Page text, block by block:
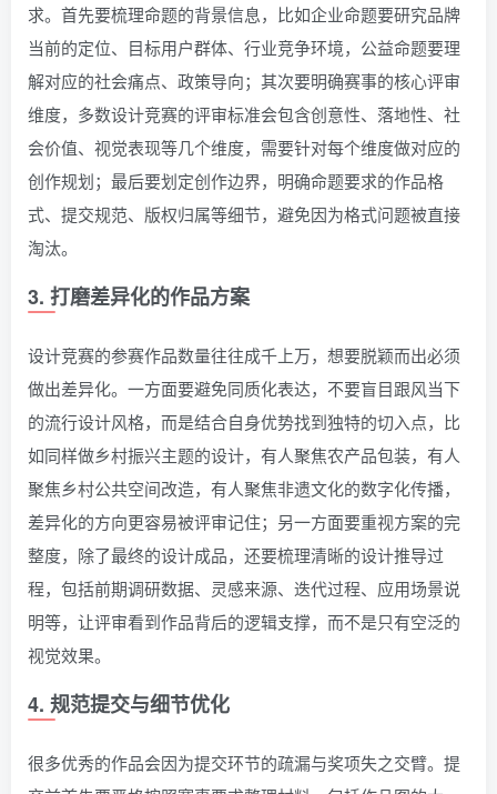
求。首先要梳理命题的背景信息，比如企业命题要研究品牌
当前的定位、目标用户群体、行业竞争环境，公益命题要理
解对应的社会痛点、政策导向；其次要明确赛事的核心评审
维度，多数设计竞赛的评审标准会包含创意性、落地性、社
会价值、视觉表现等几个维度，需要针对每个维度做对应的
创作规划；最后要划定创作边界，明确命题要求的作品格
式、提交规范、版权归属等细节，避免因为格式问题被直接
淘汰。
3. 打磨差异化的作品方案
设计竞赛的参赛作品数量往往成千上万，想要脱颖而出必须
做出差异化。一方面要避免同质化表达，不要盲目跟风当下
的流行设计风格，而是结合自身优势找到独特的切入点，比
如同样做乡村振兴主题的设计，有人聚焦农产品包装，有人
聚焦乡村公共空间改造，有人聚焦非遗文化的数字化传播，
差异化的方向更容易被评审记住；另一方面要重视方案的完
整度，除了最终的设计成品，还要梳理清晰的设计推导过
程，包括前期调研数据、灵感来源、迭代过程、应用场景说
明等，让评审看到作品背后的逻辑支撑，而不是只有空泛的
视觉效果。
4. 规范提交与细节优化
很多优秀的作品会因为提交环节的疏漏与奖项失之交臂。提